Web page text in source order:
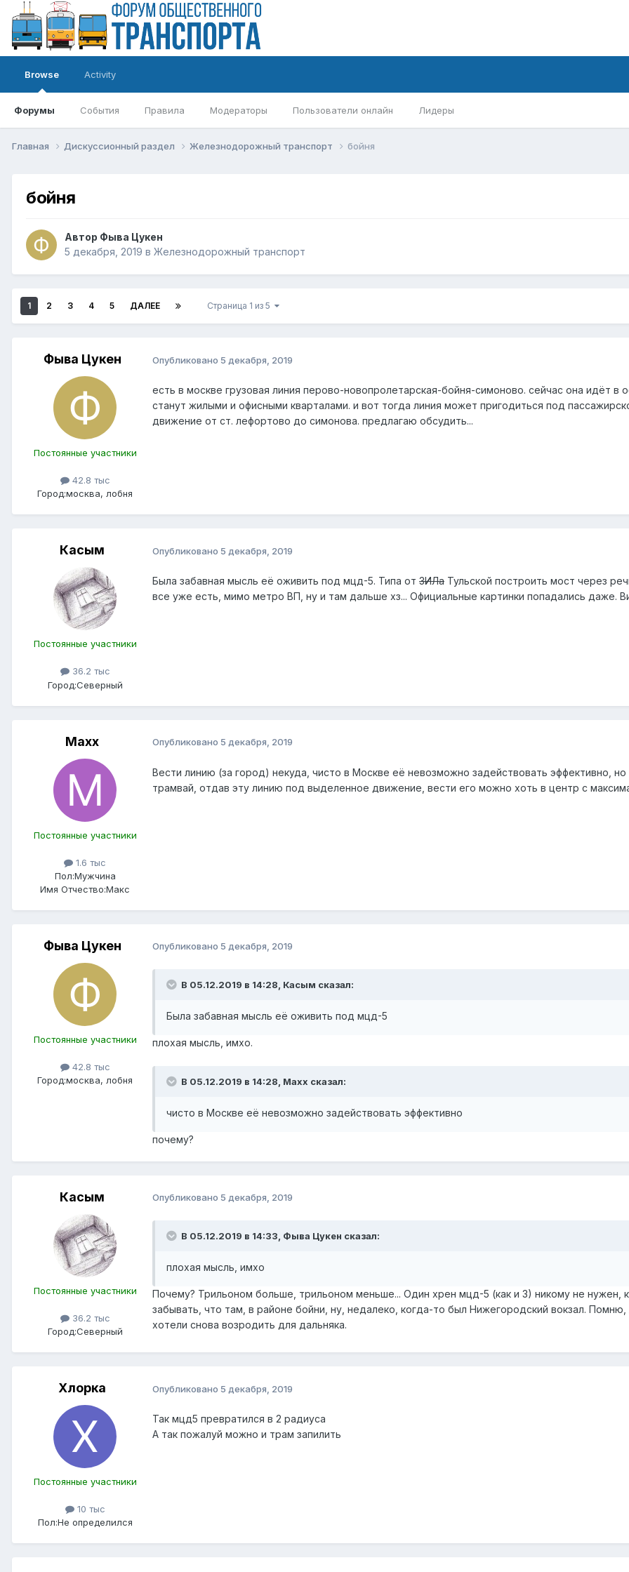
Browse
Форумы События Правила Модераторы Пользователи онлайн Лидеры
Activity
Главная Дискуссионный раздел Железнодорожный транспорт бойня
бойня
Автор Фыва Цукен
5 декабря, 2019 в Железнодорожный транспорт
1 2 3 4 5 ДАЛЕЕ Страница 1 из 5
Фыва Цукен
Постоянные участники
42.8 тыс
Город:москва, лобня
Опубликовано 5 декабря, 2019
есть в москве грузовая линия перово-новопролетарская-бойня-симоново. сейчас она идёт
станут жилыми и офисными кварталами. и вот тогда линия может пригодиться под
движение от ст. лефортово до симонова. предлагаю обсудить...
Касым
Постоянные участники
36.2 тыс
Город:Северный
Опубликовано 5 декабря, 2019
Была забавная мысль её оживить под мцд-5. Типа от ЗИЛа Тульской построить мост через
все уже есть, мимо метро ВП, ну и там дальше хз... Официальные картинки попадались даже.
Maxx
Постоянные участники
1.6 тыс
Пол:Мужчина
Имя Отчество:Макс
Опубликовано 5 декабря, 2019
Вести линию (за город) некуда, чисто в Москве её невозможно задействовать эффективно,
трамвай, отдав эту линию под выделенное движение, вести его можно хоть в центр с
Фыва Цукен
Постоянные участники
42.8 тыс
Город:москва, лобня
Опубликовано 5 декабря, 2019
В 05.12.2019 в 14:28, Касым сказал:
Была забавная мысль её оживить под мцд-5
плохая мысль, имхо.
В 05.12.2019 в 14:28, Maxx сказал:
чисто в Москве её невозможно задействовать эффективно
почему?
Касым
Постоянные участники
36.2 тыс
Город:Северный
Опубликовано 5 декабря, 2019
В 05.12.2019 в 14:33, Фыва Цукен сказал:
плохая мысль, имхо
Почему? Трильоном больше, трильоном меньше... Один хрен мцд-5 (как и 3) никому не нужен,
забывать, что там, в районе бойни, ну, недалеко, когда-то был Нижегородский вокзал.
хотели снова возродить для дальняка.
Хлорка
Постоянные участники
10 тыс
Пол:Не определился
Опубликовано 5 декабря, 2019
Так мцд5 превратился в 2 радиуса
А так пожалуй можно и трам запилить